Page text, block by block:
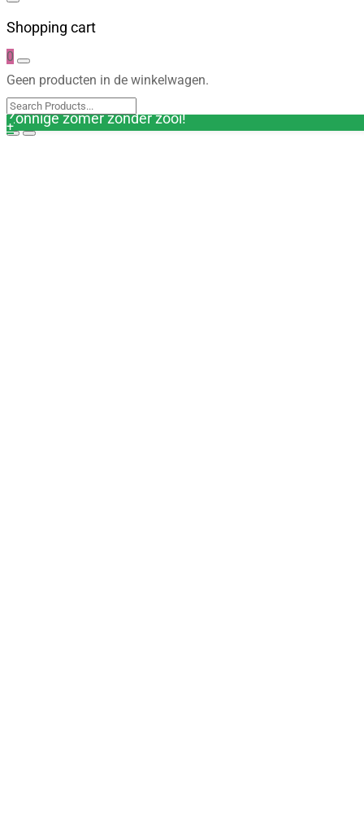
Shopping cart
0
Geen producten in de winkelwagen.
Zonnige zomer zonder zooi!
+